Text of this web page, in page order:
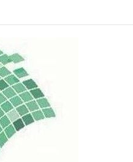
بالأمن